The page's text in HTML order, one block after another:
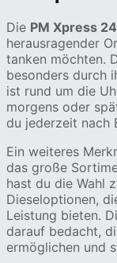
Die PM Xpress
herausragender
tanken möchten.
besonders durch
ist rund um die
morgens oder
du jederzeit nach
Ein weiteres
das große
hast du die Wahl
Dieseloptionen,
Leistung bieten.
darauf bedacht,
ermöglichen und